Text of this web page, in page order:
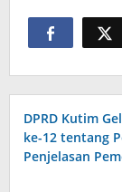
DPRD Kutim
ke-12 tentang
Penjelasan